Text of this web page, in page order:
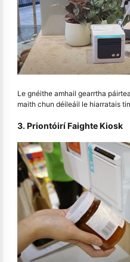
Le gnéithe amhail gearrtha
maith chun déileáil le hiarratais
3. Priontóirí Faighte Kiosk